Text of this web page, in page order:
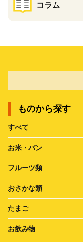
コラム
ものから探す
すべて
お米・パン
フルーツ類
おさかな類
たまご
お飲み物